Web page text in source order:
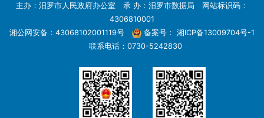
主办：汨罗市人民政府办公室 承 办：汨罗市数据局 网站标识码：
4306810001
湘公网安备：43068102001119号
备案号： 湘ICP备13009704号-1
联系电话：0730-5242830